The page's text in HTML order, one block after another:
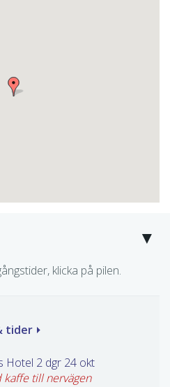
95
klicka på pilen.
tider
Hotel 2 dgr 24 okt
till nervägen